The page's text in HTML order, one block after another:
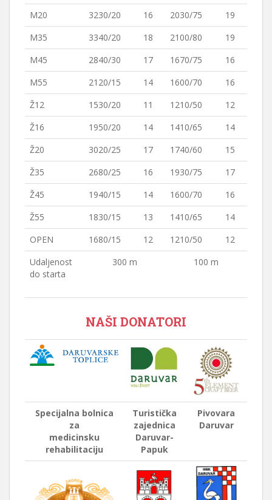
M20
3230/20 16 2030/75
19
M35
3340/20 18 2100/80
19
M45
2840/30 17 1670/75
16
M55
2120/15 14 1600/70
16
Ž12
1530/20 11 1210/50
12
Ž16
1950/20 14 1410/65
14
Ž20
3020/25 17 1740/60
15
Ž35
2680/25 16 1930/75
17
Ž45
1940/15 14 1600/70
16
Ž55
1830/15 13 1410/65
14
OPEN
1680/15 12 1210/50
12
Udaljenost
do starta
300 m 100 m
NAŠI DONATORI
Specijalna bolnica
za
medicinsku
rehabilitaciju
Turistička
zajednica
Daruvar-
Papuk
Pivovara
Daruvar